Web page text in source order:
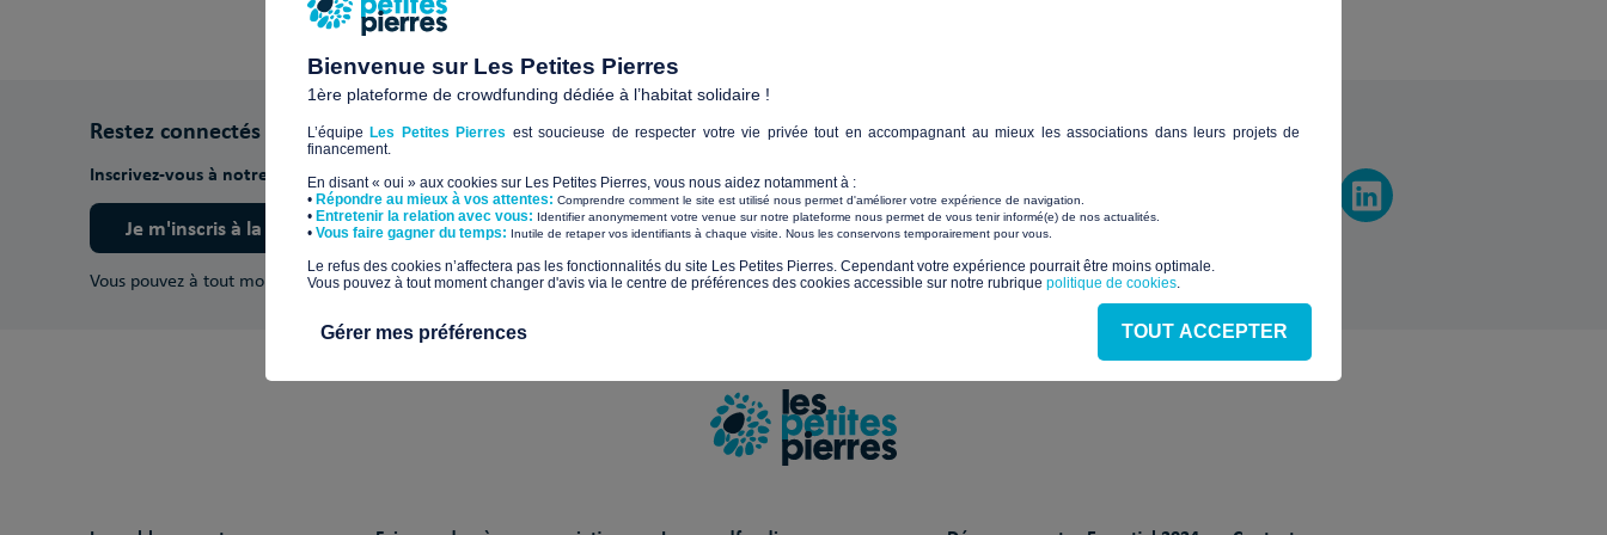
Restez connectés
Inscrivez-vous à notre newsletter pour découvrir nos actualités et les nouveaux projets solidaires
Je m'inscris à la newsletter
Vous pouvez à tout moment vous désinscrire.En savoir plus sur la gestion de vos données et vos droits.
Suivez-nous
Bienvenue sur Les Petites Pierres
1ère plateforme de crowdfunding dédiée à l’habitat solidaire !
L’équipe Les Petites Pierres est soucieuse de respecter votre vie privée tout en accompagnant au mieux les associations dans leurs projets de
financement.
En disant « oui » aux cookies sur Les Petites Pierres, vous nous aidez notamment à :
• Répondre au mieux à vos attentes: Comprendre comment le site est utilisé nous permet d'améliorer votre expérience de navigation.
• Entretenir la relation avec vous: Identifier anonymement votre venue sur notre plateforme nous permet de vous tenir informé(e) de nos actualités.
​• Vous faire gagner du temps: Inutile de retaper vos identifiants à chaque visite. Nous les conservons temporairement pour vous.
​Le refus des cookies n’affectera pas les fonctionnalités du site Les Petites Pierres. Cependant votre expérience pourrait être moins optimale.​
Vous pouvez à tout moment changer d'avis via le centre de préférences des cookies accessible sur notre rubrique politique de cookies.
TOUT ACCEPTER
Gérer mes préférences